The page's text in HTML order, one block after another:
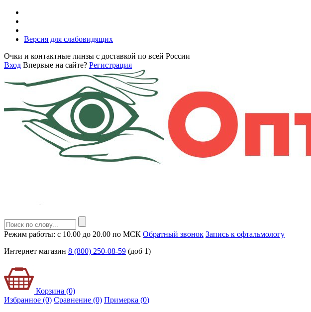
Версия для слабовидящих
Очки и контактные линзы с доставкой по всей России
Вход Впервые на сайте? Регистрация
Режим работы: с 10.00 до 20.00 по МСК Обратный звонок Запись к офтальмологу
Интернет магазин 8 (800) 250-08-59 (доб 1)
Корзина (0)
Избранное (0) Сравнение (0) Примерка (0)